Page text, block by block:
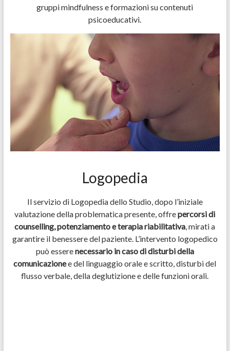
gruppi mindfulness e formazioni su contenuti
psicoeducativi.
Logopedia
Il servizio di Logopedia dello Studio, dopo l’iniziale
valutazione della problematica presente, offrepercorsi di
counselling, potenziamento e terapia riabilitativa , mirati a
garantire il benessere del paziente. L’intervento logopedico
può esserenecessario in caso di disturbi della
comunicazionee del linguaggio orale e scritto, disturbi del
flusso verbale, della deglutizione e delle funzioni orali.